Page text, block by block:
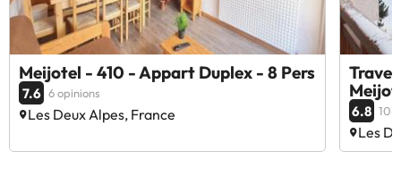
Meijotel - 410 - Appart Duplex - 8 Pers
7.6 6 opinions
Les Deux Alpes, France 6.8 10
Les